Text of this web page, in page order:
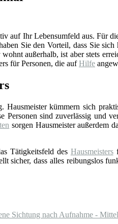
auf Ihr Lebensumfeld aus. Für
Sie den Vorteil, dass Sie
außerhalb, ist aber stets
für Personen, die aufHilfe
Hausmeister kümmern sich
Personen sind zuverlässig und
sorgen Hausmeister außerdem
Tätigkeitsfeld des Hausmeisters
sicher, dass alles reibungslos
Sichtung nach Aufnahme -